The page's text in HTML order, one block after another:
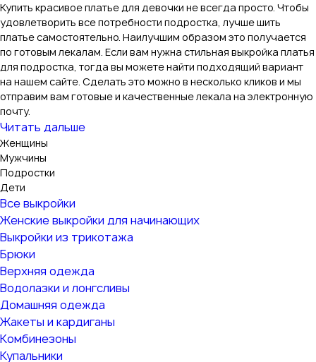
Купить красивое платье для девочки не всегда просто. Чтобы
удовлетворить все потребности подростка, лучше шить
платье самостоятельно. Наилучшим образом это получается
по готовым лекалам. Если вам нужна стильная выкройка платья
для подростка, тогда вы можете найти подходящий вариант
на нашем сайте. Сделать это можно в несколько кликов и мы
отправим вам готовые и качественные лекала на электронную
почту.
Читать дальше
Женщины
Мужчины
Подростки
Дети
Все выкройки
Женские выкройки для начинающих
Выкройки из трикотажа
Брюки
Верхняя одежда
Водолазки и лонгсливы
Домашняя одежда
Жакеты и кардиганы
Комбинезоны
Купальники